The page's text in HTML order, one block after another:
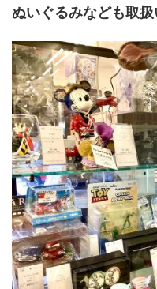
ぬいぐるみなども取扱